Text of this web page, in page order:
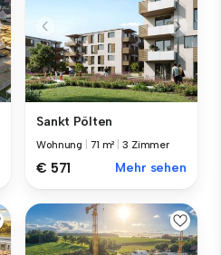
Sankt Pölten
Wohnung 71 m² |3 Zimmer
€ 571 Mehr sehen